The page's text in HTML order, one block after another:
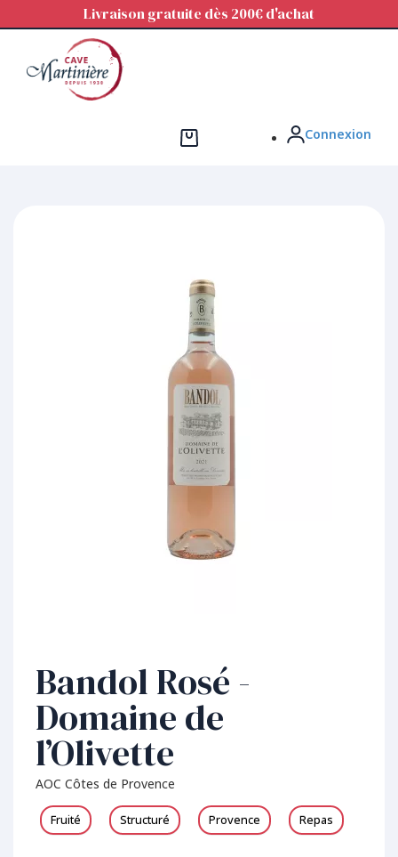
Livraison gratuite dès 200€ d'achat
Connexion
Bandol Rosé -
Domaine de
l’Olivette
AOC Côtes de Provence
Fruité Structuré Provence Repas
Panneau de gestion des cookies